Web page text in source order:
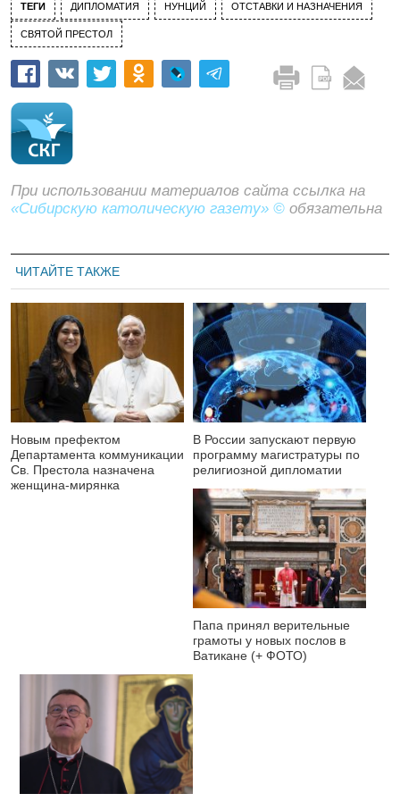
ТЕГИ ДИПЛОМАТИЯ НУНЦИЙ ОТСТАВКИ И НАЗНАЧЕНИЯ
СВЯТОЙ ПРЕСТОЛ
При использовании материалов сайта ссылка на
«Сибирскую католическую газету» © обязательна
ЧИТАЙТЕ ТАКЖЕ
Новым префектом
Департамента коммуникации
Св. Престола назначена
женщина-мирянка
В России запускают первую
программу магистратуры по
религиозной дипломатии
Папа принял верительные
грамоты у новых послов в
Ватикане (+ ФОТО)